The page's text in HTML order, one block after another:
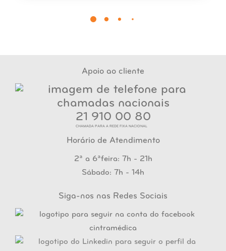
Apoio ao cliente
21 910 00 80
CHAMADA PARA A REDE FIXA NACIONAL
Horário de Atendimento
2ª a 6ªfeira: 7h - 21h
Sábado: 7h - 14h
Siga-nos nas Redes Sociais